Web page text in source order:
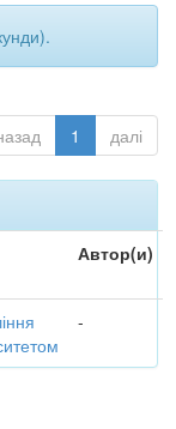
1 далі
Автор(и)
-